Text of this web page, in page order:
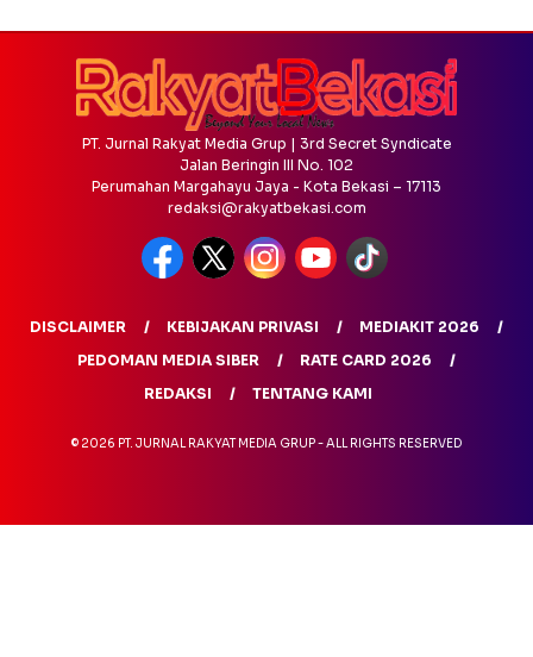
PT. Jurnal Rakyat Media Grup | 3rd Secret Syndicate
Jalan Beringin III No. 102
Perumahan Margahayu Jaya - Kota Bekasi – 17113
redaksi@rakyatbekasi.com
DISCLAIMER KEBIJAKAN PRIVASI
MEDIAKIT 2026
PEDOMAN MEDIA SIBER
RATE CARD 2026
REDAKSI
TENTANG KAMI
© 2026 PT. JURNAL RAKYAT MEDIA GRUP - ALL RIGHTS RESERVED